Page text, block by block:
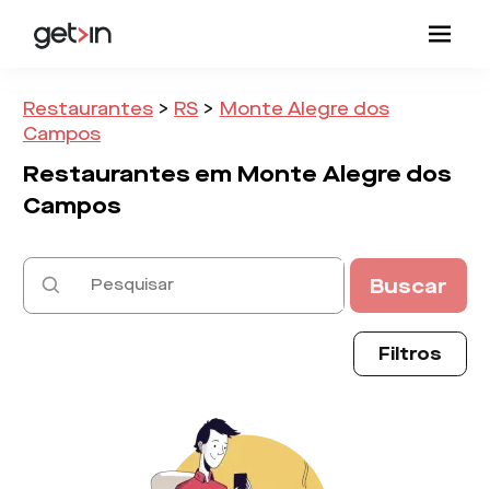
Restaurantes > RS > Monte Alegre dos
Campos
Restaurantes em Monte Alegre dos
Campos
Buscar
Filtros